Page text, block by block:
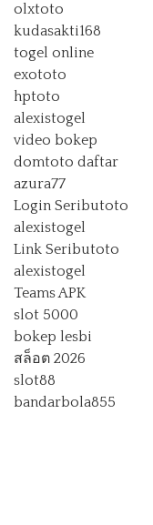
olxtoto
kudasakti168
togel online
exototo
hptoto
alexistogel
video bokep
domtoto daftar
azura77
Login Seributoto
alexistogel
Link Seributoto
alexistogel
Teams APK
slot 5000
bokep lesbi
สล็อต 2026
slot88
bandarbola855